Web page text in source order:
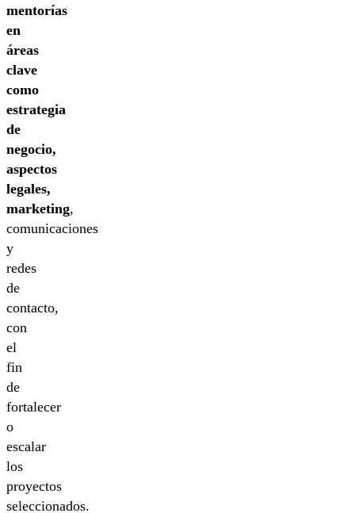
mentorías
en
áreas
clave
como
estrategia
de
negocio,
aspectos
legales,
marketing,
comunicaciones
y
redes
de
contacto,
con
el
fin
de
fortalecer
o
escalar
los
proyectos
seleccionados.